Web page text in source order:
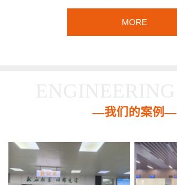
MORE
—我们的案例—